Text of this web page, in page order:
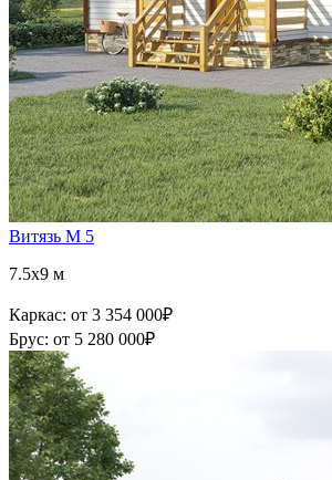
Витязь М 5
7.5x9 м
Каркас: от 3 354 000₽
Брус: от 5 280 000₽